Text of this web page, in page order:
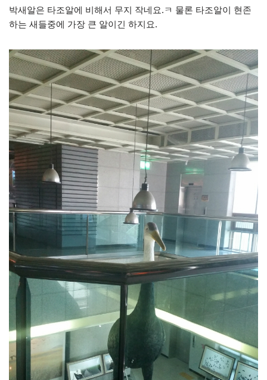
박새알은 타조알에 비해서 무지 작네요.ㅋ 물론 타조알이 현존
하는 새들중에 가장 큰 알이긴 하지요.